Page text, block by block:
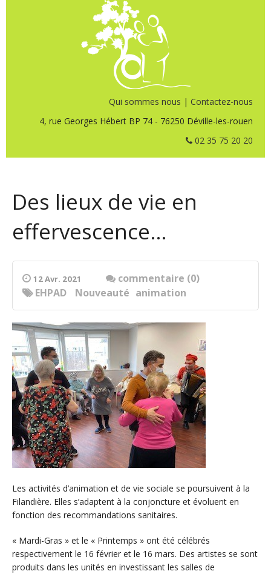
Qui sommes nous | Contactez-nous
4, rue Georges Hébert BP 74 - 76250 Déville-les-rouen
02 35 75 20 20
Des lieux de vie en
effervescence…
12 Avr. 2021
commentaire (0)
animation
EHPAD Nouveauté
Les activités d’animation et de vie sociale se poursuivent à la
Filandière. Elles s’adaptent à la conjoncture et évoluent en
fonction des recommandations sanitaires.
« Mardi-Gras » et le « Printemps » ont été célébrés
respectivement le 16 février et le 16 mars. Des artistes se sont
produits dans les unités en investissant les salles de